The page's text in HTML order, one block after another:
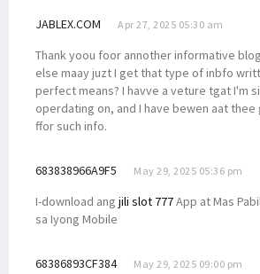
JABLEX.COM Apr 27, 2025 05:30 am
Thank yoou foor annother informative
else maay juzt I get that type of inbfo
perfect means? I havve a veture tgat I'm
operdating on, and I have bewen aat
ffor such info.
683838966A9F5 May 29, 2025 05:36 pm
I-download ang jili slot 777App at Mas
sa Iyong Mobile
68386893CF384 May 29, 2025 09:00 pm